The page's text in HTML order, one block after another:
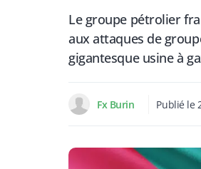
Le groupe pétrolier
aux attaques de
gigantesque usine à
Fx Burin Publié le